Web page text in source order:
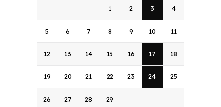
1 2 3 4
5 6 7 8 9 10 11
12 13 14 15 16 17 18
19 20 21 22 23 24 25
26 27 28 29